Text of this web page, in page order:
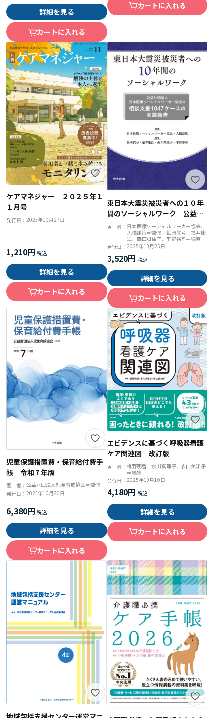
詳細を見る
カートに入れる
カートに入れる
ケアマネジャー ２０２５年１
１月号
発行日：2025年10月27日
1,210円
詳細を見る
カートに入れる
東日本大震災被災者への１０年
間のソーシャルワーク 公益社
団法人日本医療ソーシャルワー
カー協会の相談支援１０４７ケ
ースの実践報告
著 者： 日本医療ソーシャルワーカー協会、
大橋謙策＝監修／笹岡眞弓、福井康
江、西田知佳子、平野裕司＝編著
発行日： 2025年10月25日
3,520円
詳細を見る
カートに入れる
児童保護措置費・保育給付費手
帳 令和７年版
著 者：公益財団法人児童育成協会＝監修
発行日：2025年10月20日
6,380円
詳細を見る
カートに入れる
エビデンスに基づく呼吸器看護
ケア関連図 改訂版
著 者： 橋野明香、水川真理子、森山美知子
＝編集
発行日： 2025年10月10日
4,180円
詳細を見る
カートに入れる